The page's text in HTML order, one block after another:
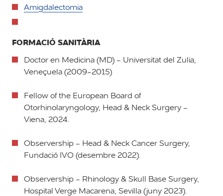
Amigdalectomia
FORMACIÓ SANITÀRIA
Doctor en Medicina (MD) - Universitat del Zulia,
Veneçuela (2009-2015)
Fellow of the European Board of
Otorhinolaryngology, Head & Neck Surgery -
Viena, 2024.
Observership - Head & Neck Cancer Surgery,
Fundació IVO (desembre 2022).
Observership - Rhinology & Skull Base Surgery,
Hospital Verge Macarena, Sevilla (juny 2023).